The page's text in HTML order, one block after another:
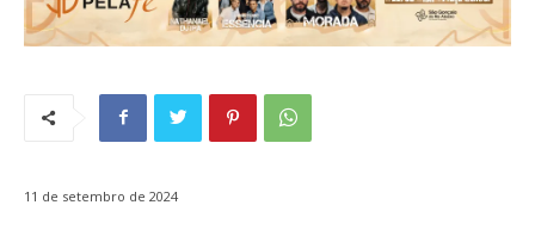
11 de setembro de 2024